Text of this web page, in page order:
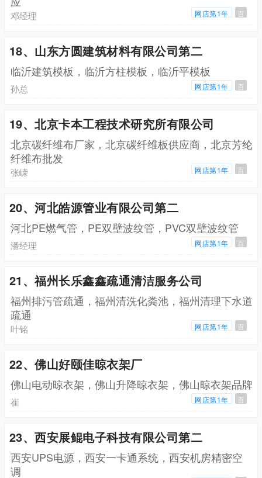
邓经理 网店第1年 百
18、山东方圆建筑材料有限公司第二
临沂建筑模板，临沂方柱模板，临沂平模板
孙总 网店第1年 百
19、北京卡本工程技术研究所有限公司
北京碳纤维布厂家，北京碳纤维板供应商，北京芳纶
纤维布批发
张嵘 网店第1年 百
20、河北皓源管业有限公司第二
河北PE燃气管，PE双壁波纹管，PVC双壁波纹管
潘经理 网店第1年 百
21、福州长乐鑫鑫疏通清洁服务公司
福州排污管疏通，福州清洗化粪池，福州清理下水道
疏通
叶铭 网店第1年 百
22、佛山好颐佳晾衣架厂
佛山电动晾衣架，佛山升降晾衣架，佛山晾衣架品牌
崔 网店第1年 百
23、西安展鲲电子科技有限公司第二
西安UPS电源，西安一卡通系统，西安机房精密空
调